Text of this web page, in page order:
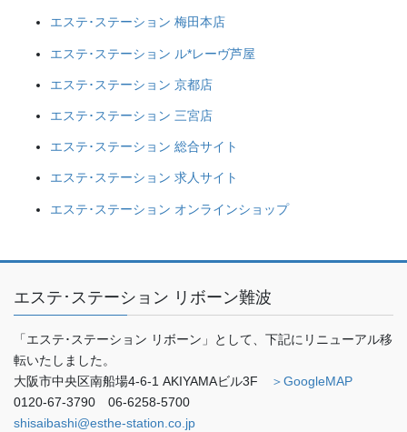
エステ･ステーション 梅田本店
エステ･ステーション ル*レーヴ芦屋
エステ･ステーション 京都店
エステ･ステーション 三宮店
エステ･ステーション 総合サイト
エステ･ステーション 求人サイト
エステ･ステーション オンラインショップ
エステ･ステーション リボーン難波
「エステ･ステーション リボーン」として、下記にリニューアル移
転いたしました。
大阪市中央区南船場4-6-1 AKIYAMAビル3F
＞GoogleMAP
0120-67-3790 06-6258-5700
shisaibashi@esthe-station.co.jp